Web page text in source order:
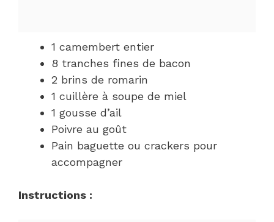
1 camembert entier
8 tranches fines de bacon
2 brins de romarin
1 cuillère à soupe de miel
1 gousse d’ail
Poivre au goût
Pain baguette ou crackers pour
accompagner
Instructions :